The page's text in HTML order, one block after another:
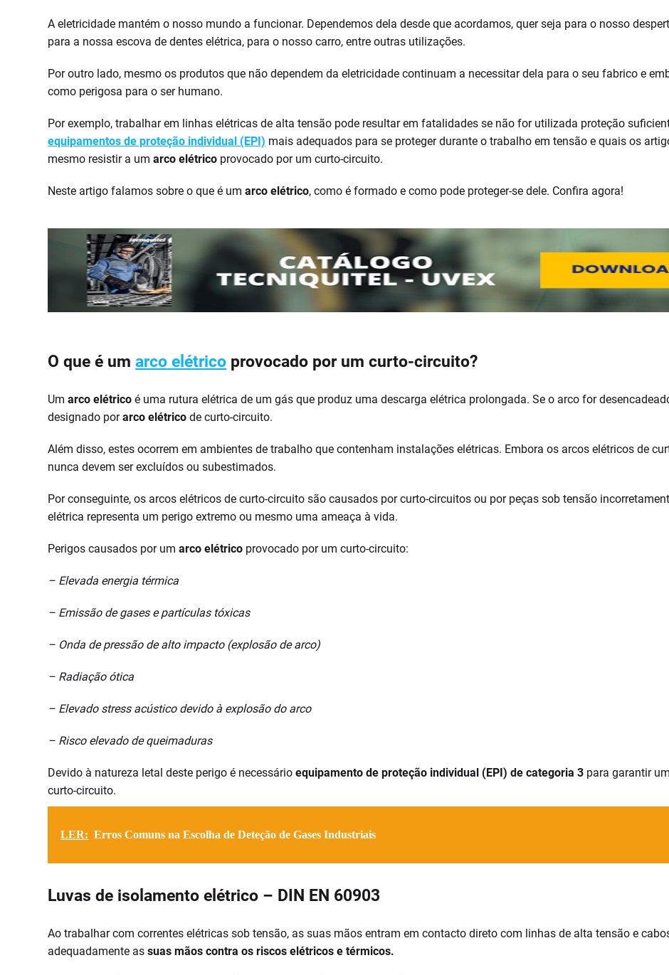
A eletricidade mantém o nosso mundo a funcionar. Dependemos dela desde que acordamos, quer seja para o nosso
para a nossa escova de dentes elétrica, para o nosso carro, entre outras utilizações.
Por outro lado, mesmo os produtos que não dependem da eletricidade continuam a necessitar dela para o seu fabrico e
como perigosa para o ser humano.
Por exemplo, trabalhar em linhas elétricas de alta tensão pode resultar em fatalidades se não for utilizada proteção
equipamentos de proteção individual (EPI) mais adequados para se proteger durante o trabalho em tensão e quais os
mesmo resistir a umarco elétrico provocado por um curto-circuito.
Neste artigo falamos sobre o que é umarco elétrico, como é formado e como pode proteger-se dele. Confira agora!
O que é umarco elétrico provocado por um curto-circuito?
Umarco elétrico é uma rutura elétrica de um gás que produz uma descarga elétrica prolongada. Se o arco for
designado porarco elétrico de curto-circuito.
Além disso, estes ocorrem em ambientes de trabalho que contenham instalações elétricas. Embora os arcos elétricos de
nunca devem ser excluídos ou subestimados.
Por conseguinte, os arcos elétricos de curto-circuito são causados por curto-circuitos ou por peças sob tensão
elétrica representa um perigo extremo ou mesmo uma ameaça à vida.
Perigos causados por umarco elétrico provocado por um curto-circuito:
– Elevada energia térmica
– Emissão de gases e partículas tóxicas
– Onda de pressão de alto impacto (explosão de arco)
– Radiação ótica
– Elevado stress acústico devido à explosão do arco
– Risco elevado de queimaduras
Devido à natureza letal deste perigo é necessárioequipamento de proteção individual (EPI) de categoria 3 para garantir
curto-circuito.
LER: Erros Comuns na Escolha de Deteção de Gases Industriais
Luvas de isolamento elétrico – DIN EN 60903
Ao trabalhar com correntes elétricas sob tensão, as suas mãos entram em contacto direto com linhas de alta tensão e
adequadamente assuas mãos contra os riscos elétricos e térmicos.